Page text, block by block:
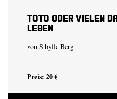
Toto oder Vielen
Leben
von Sibylle Berg
Preis: 20 €